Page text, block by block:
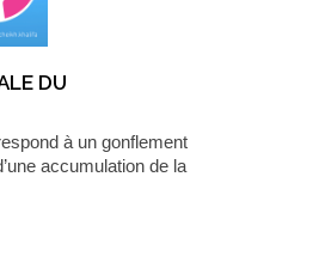
DU
à un gonflement
accumulation de la